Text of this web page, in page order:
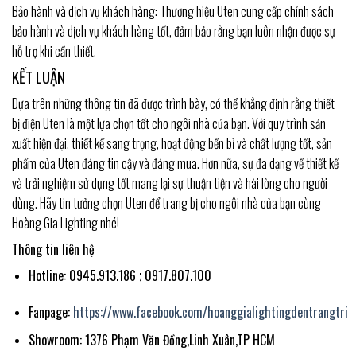
Bảo hành và dịch vụ khách hàng: Thương hiệu Uten cung cấp chính sách
bảo hành và dịch vụ khách hàng tốt, đảm bảo rằng bạn luôn nhận được sự
hỗ trợ khi cần thiết.
KẾT LUẬN
Dựa trên những thông tin đã được trình bày, có thể khẳng định rằng thiết
bị điện Uten là một lựa chọn tốt cho ngôi nhà của bạn. Với quy trình sản
xuất hiện đại, thiết kế sang trọng, hoạt động bền bỉ và chất lượng tốt, sản
phẩm của Uten đáng tin cậy và đáng mua. Hơn nữa, sự đa dạng về thiết kế
và trải nghiệm sử dụng tốt mang lại sự thuận tiện và hài lòng cho người
dùng. Hãy tin tưởng chọn Uten để trang bị cho ngôi nhà của bạn cùng
Hoàng Gia Lighting nhé!
Thông tin liên hệ
Hotline: 0945.913.186 ; 0917.807.100
Fanpage: https://www.facebook.com/hoanggialightingdentrangtri
Showroom: 1376 Phạm Văn Đồng,Linh Xuân,TP HCM